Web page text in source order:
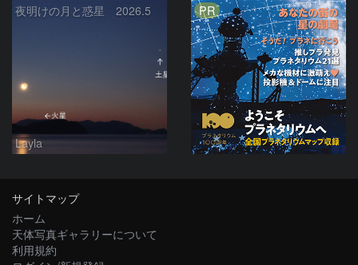
夜明けの月と惑星 2026.5
Layla
PR
サイトマップ
ホーム
天体写真ギャラリーについて
利用規約